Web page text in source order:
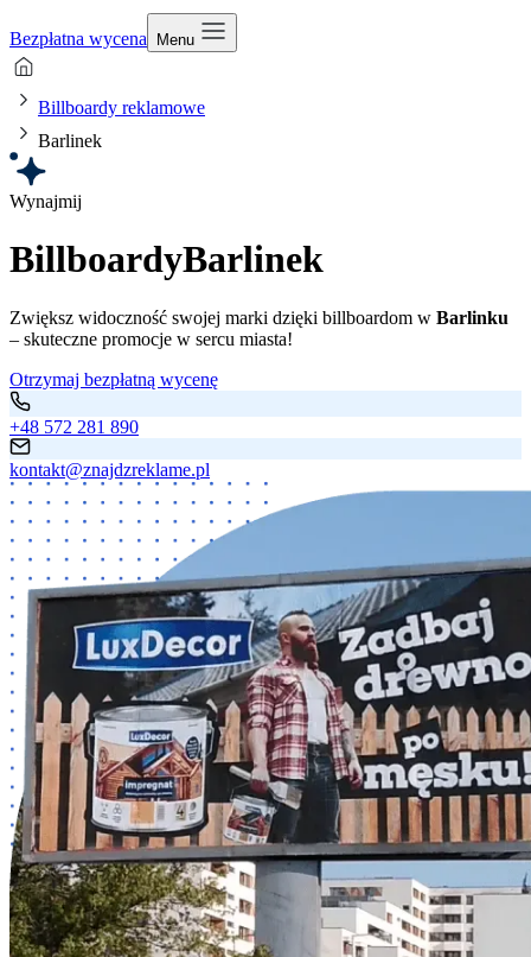
Bezpłatna wycena Menu
Billboardy reklamowe
Barlinek
Wynajmij
BillboardyBarlinek
Zwiększ widoczność swojej marki dzięki billboardom w Barlinku
– skuteczne promocje w sercu miasta!
Otrzymaj bezpłatną wycenę
+48 572 281 890
kontakt@znajdzreklame.pl